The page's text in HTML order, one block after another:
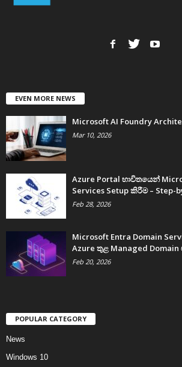
EVEN MORE NEWS
Microsoft AI Foundry
Mar 10, 2026
Azure Portal භාවිතයෙන්
Services Setup කිරීම – Step-
Feb 28, 2026
Microsoft Entra Domain
Azure තුළ Managed
Feb 20, 2026
POPULAR CATEGORY
News
Windows 10